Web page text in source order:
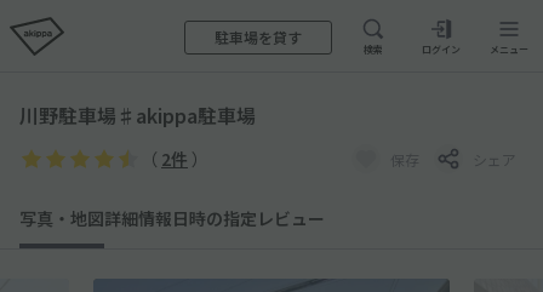
駐車場を貸す
検索 ログイン メニュー
川野駐車場♯akippa駐車場
（ 2件 ） 保存 シェア
写真・地図詳細情報日時の指定 レビュー